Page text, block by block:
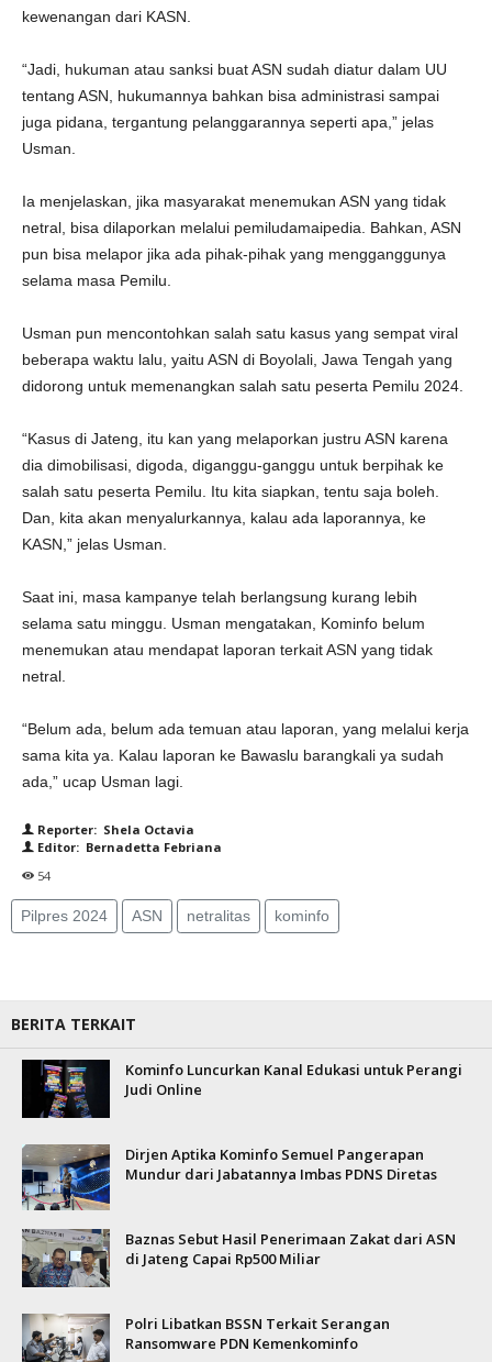
kewenangan dari KASN.
“Jadi, hukuman atau sanksi buat ASN sudah diatur dalam UU
tentang ASN, hukumannya bahkan bisa administrasi sampai
juga pidana, tergantung pelanggarannya seperti apa,” jelas
Usman.
Ia menjelaskan, jika masyarakat menemukan ASN yang tidak
netral, bisa dilaporkan melalui pemiludamaipedia. Bahkan, ASN
pun bisa melapor jika ada pihak-pihak yang mengganggunya
selama masa Pemilu.
Usman pun mencontohkan salah satu kasus yang sempat viral
beberapa waktu lalu, yaitu ASN di Boyolali, Jawa Tengah yang
didorong untuk memenangkan salah satu peserta Pemilu 2024.
“Kasus di Jateng, itu kan yang melaporkan justru ASN karena
dia dimobilisasi, digoda, diganggu-ganggu untuk berpihak ke
salah satu peserta Pemilu. Itu kita siapkan, tentu saja boleh.
Dan, kita akan menyalurkannya, kalau ada laporannya, ke
KASN,” jelas Usman.
Saat ini, masa kampanye telah berlangsung kurang lebih
selama satu minggu. Usman mengatakan, Kominfo belum
menemukan atau mendapat laporan terkait ASN yang tidak
netral.
“Belum ada, belum ada temuan atau laporan, yang melalui kerja
sama kita ya. Kalau laporan ke Bawaslu barangkali ya sudah
ada,” ucap Usman lagi.
Reporter: Shela Octavia
Editor: Bernadetta Febriana
54
Pilpres 2024 ASN netralitas kominfo
BERITA TERKAIT
Kominfo Luncurkan Kanal Edukasi untuk Perangi
Judi Online
Dirjen Aptika Kominfo Semuel Pangerapan
Mundur dari Jabatannya Imbas PDNS Diretas
Baznas Sebut Hasil Penerimaan Zakat dari ASN
di Jateng Capai Rp500 Miliar
Polri Libatkan BSSN Terkait Serangan
Ransomware PDN Kemenkominfo